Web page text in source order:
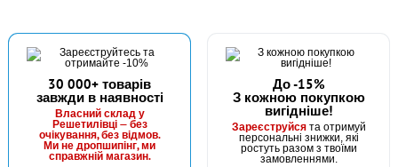
30 000+ товарів
завжди в наявності
Власний склад у
Решетилівці — без
очікування, без відмов.
Ми не дропшипінг, ми
справжній магазин.
До -15%
З кожною покупкою
вигідніше!
Зареєструйсята отримуй
персональні знижки, які
ростуть разом з твоїми
замовленнями.